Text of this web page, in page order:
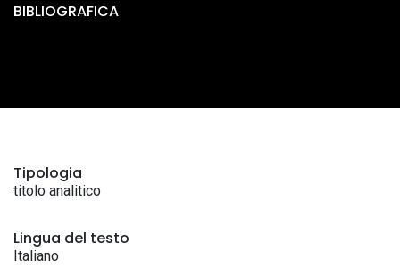
BIBLIOGRAFICA
Tipologia
titolo analitico
Lingua del testo
Italiano